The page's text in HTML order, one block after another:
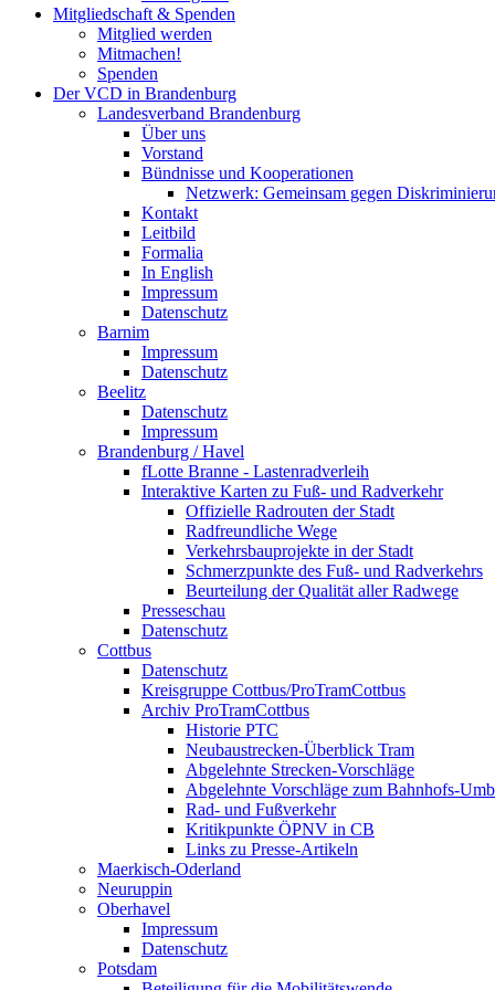
Mitgliedschaft & Spenden
Mitglied werden
Mitmachen!
Spenden
Der VCD in Brandenburg
Landesverband Brandenburg
Über uns
Vorstand
Bündnisse und Kooperationen
Netzwerk: Gemeinsam gegen
Kontakt
Leitbild
Formalia
In English
Impressum
Datenschutz
Barnim
Impressum
Datenschutz
Beelitz
Datenschutz
Impressum
Brandenburg / Havel
fLotte Branne - Lastenradverleih
Interaktive Karten zu Fuß- und Radverkehr
Offizielle Radrouten der Stadt
Radfreundliche Wege
Verkehrsbauprojekte in der Stadt
Schmerzpunkte des Fuß- und Radverkehrs
Beurteilung der Qualität aller Radwege
Presseschau
Datenschutz
Cottbus
Datenschutz
Kreisgruppe Cottbus/ProTramCottbus
Archiv ProTramCottbus
Historie PTC
Neubaustrecken-Überblick Tram
Abgelehnte Strecken-Vorschläge
Abgelehnte Vorschläge zum Bahnhofs-
Rad- und Fußverkehr
Kritikpunkte ÖPNV in CB
Links zu Presse-Artikeln
Maerkisch-Oderland
Neuruppin
Oberhavel
Impressum
Datenschutz
Potsdam